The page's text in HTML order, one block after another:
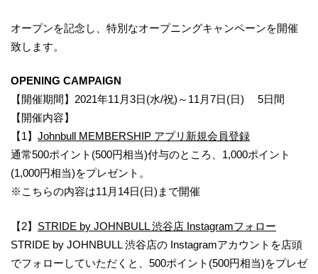
オープンを記念し、特別なオープニングキャンペーンを開催
致します。
OPENING CAMPAIGN
【開催期間】2021年11月3日(水/祝)～11月7日(日) 5日間
【開催内容】
【1】 Johnbull MEMBERSHIP アプリ新規会員登録
通常500ポイント(500円相当)付与のところ、1,000ポイント
(1,000円相当)をプレゼント。
※こちらの内容は11月14日(日)まで開催
【2】 STRIDE by JOHNBULL 渋谷店 Instagramフォロー
STRIDE by JOHNBULL 渋谷店の Instagramアカウントを店頭
でフォローしていただくと、500ポイント(500円相当)をプレゼ